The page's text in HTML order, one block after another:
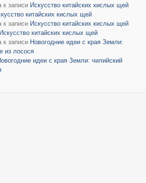
к записи Искусство китайских кислых щей
китайских кислых щей
к записи Искусство китайских кислых щей
Искусство китайских кислых щей
к записи Новогодние идеи с края Земли:
из лосося
идеи с края Земли: чилийский